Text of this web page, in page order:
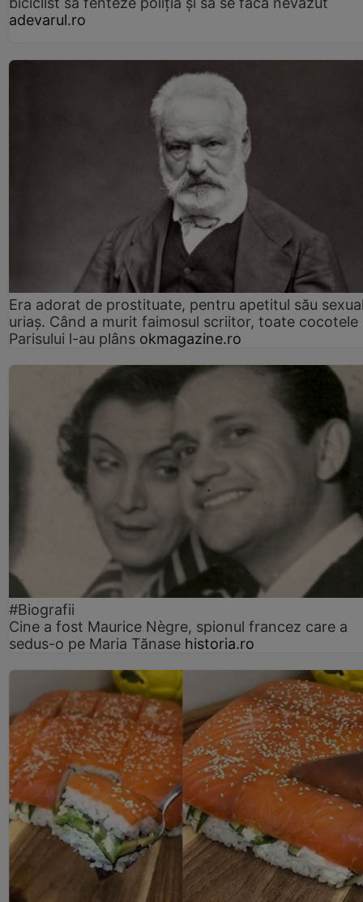
adevarul.ro
Era adorat de prostituate, pentru apetitul său
uriaș. Când a murit faimosul scriitor, toate cocotele
Parisului l-au plâns okmagazine.ro
#Biografii
Cine a fost Maurice Nègre, spionul francez care a
sedus-o pe Maria Tănase historia.ro